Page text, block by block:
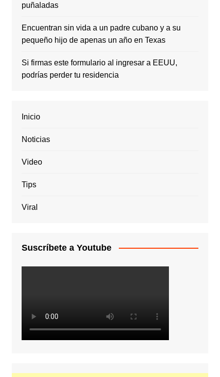
puñaladas
Encuentran sin vida a un padre cubano y a su
pequeño hijo de apenas un año en Texas
Si firmas este formulario al ingresar a EEUU,
podrías perder tu residencia
Inicio
Noticias
Video
Tips
Viral
Suscríbete a Youtube